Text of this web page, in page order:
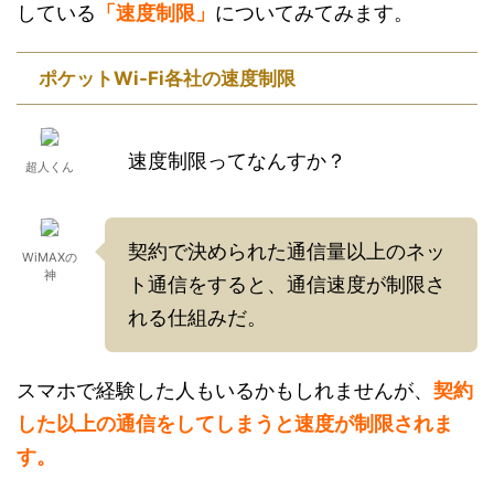
している 「速度制限」 についてみてみます。
ポケットWi-Fi各社の速度制限
超人くん 速度制限ってなんすか？
WiMAXの
神
契約で決められた通信量以上のネッ
ト通信をすると、通信速度が制限さ
れる仕組みだ。
スマホで経験した人もいるかもしれませんが、 契約
した以上の通信をしてしまうと速度が制限されま
す。